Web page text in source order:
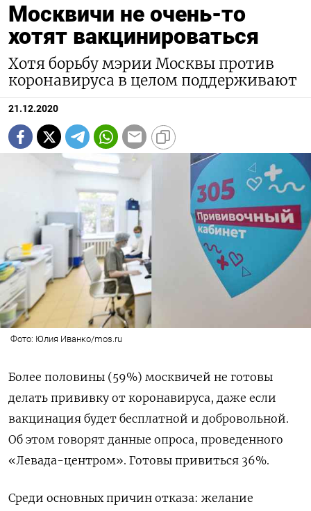
Москвичи не очень-то
хотят вакцинироваться
Хотя борьбу мэрии Москвы против
коронавируса в целом поддерживают
21.12.2020
Фото: Юлия Иванко/mos.ru
Более половины (59%) москвичей не готовы
делать прививку от коронавируса, даже если
вакцинация будет бесплатной и добровольной.
Об этом говорят данные опроса, проведенного
«Левада-центром». Готовы привиться 36%.
Среди основных причин отказа: желание